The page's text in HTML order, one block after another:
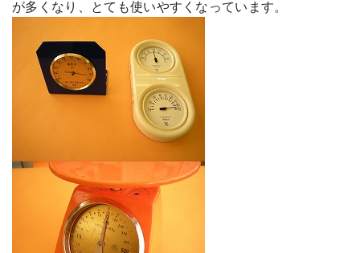
が多くなり、とても使いやすくなっています。